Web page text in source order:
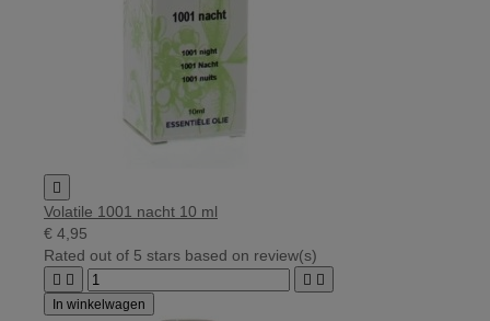

Volatile 1001 nacht 10 ml
€ 4,95
Rated out of 5 stars based on review(s)
   
In winkelwagen